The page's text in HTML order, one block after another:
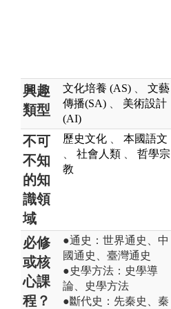
興趣
類型
文化培養 (AS)
文藝
傳播(SA)
美術設計
(AI)
不可
不知
的知
識領
域
歷史文化
本國語文
社會人類
哲學宗
教
必修
或核
心課
程？
●通史：世界通史、中
國通史、臺灣通史
●史學方法：史學導
論、史學方法
●斷代史：先秦史、秦